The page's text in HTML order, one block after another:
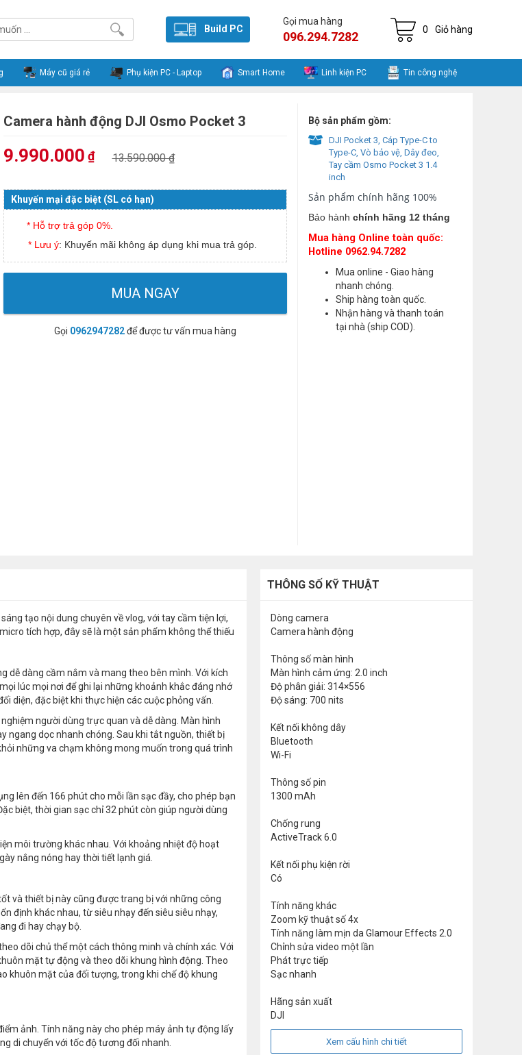
Build PC
Gọi mua hàng
096.294.7282 0 Giỏ hàng
Máy cũ giá rẻ Phụ kiện PC - Laptop Smart Home Linh kiện PC Tin công nghệ
Camera hành động DJI Osmo Pocket 3
9.990.000 ₫ 13.590.000 ₫
Khuyến mại đặc biệt (SL có hạn)
* Hỗ trợ trả góp 0%.
* Lưu ý: Khuyến mãi không áp dụng khi mua trả góp.
MUA NGAY
Gọi 0962947282để được tư vấn mua hàng
Bộ sản phẩm gồm:
DJI Pocket 3, Cáp Type-C to
Type-C, Vò bảo vệ, Dây đeo,
Tay cầm Osmo Pocket 3 1.4
inch
Sản phẩm chính hãng 100%
Bảo hành chính hãng 12 tháng
Mua hàng Online toàn quốc:
Hotline 0962.94.7282
Mua online - Giao hàng
nhanh chóng.
Ship hàng toàn quốc.
Nhận hàng và thanh toán
tại nhà (ship COD).
tạo nội dung chuyên về vlog, với tay cầm tiện lợi,
tích hợp, đây sẽ là một sản phẩm không thể thiếu
dễ dàng cầm nắm và mang theo bên mình. Với kích
lúc mọi nơi để ghi lại những khoảnh khắc đáng nhớ
diện, đặc biệt khi thực hiện các cuộc phỏng vấn.
người dùng trực quan và dễ dàng. Màn hình
ngang dọc nhanh chóng. Sau khi tắt nguồn, thiết bị
những va chạm không mong muốn trong quá trình
lên đến 166 phút cho mỗi lần sạc đầy, cho phép bạn
biệt, thời gian sạc chỉ 32 phút còn giúp người dùng
môi trường khác nhau. Với khoảng nhiệt độ hoạt
nắng nóng hay thời tiết lạnh giá.
và thiết bị này cũng được trang bị với những công
định khác nhau, từ siêu nhạy đến siêu siêu nhạy,
đi hay chạy bộ.
dõi chủ thể một cách thông minh và chính xác. Với
mặt tự động và theo dõi khung hình động. Theo
khuôn mặt của đối tượng, trong khi chế độ khung
ảnh. Tính năng này cho phép máy ảnh tự động lấy
di chuyển với tốc độ tương đối nhanh.
THÔNG SỐ KỸ THUẬT
Dòng camera
Camera hành động
Thông số màn hình
Màn hình cảm ứng: 2.0 inch
Độ phân giải: 314×556
Độ sáng: 700 nits
Kết nối không dây
Bluetooth
Wi-Fi
Thông số pin
1300 mAh
Chống rung
ActiveTrack 6.0
Kết nối phụ kiện rời
Có
Tính năng khác
Zoom kỹ thuật số 4x
Tính năng làm mịn da Glamour Effects 2.0
Chỉnh sửa video một lần
Phát trực tiếp
Sạc nhanh
Hãng sản xuất
DJI
Xem cấu hình chi tiết